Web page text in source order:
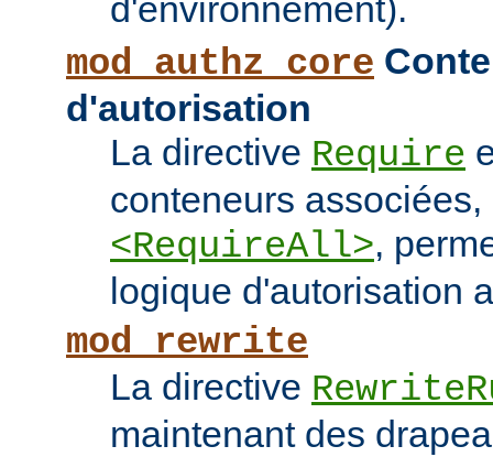
d'environnement).
mod_authz_core
d'autorisation
La directive Require
conteneurs associées,
<RequireAll>,
logique d'autorisation
mod_rewrite
La directive
maintenant des